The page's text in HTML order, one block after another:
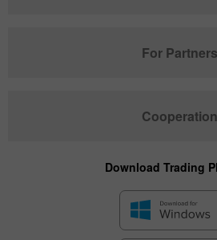
For Partners
Cooperation
Download Trading